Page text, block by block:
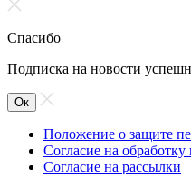
Спасибо
Подписка на новости
Ок
Положение о защите
Согласие на
Согласие на рассылки